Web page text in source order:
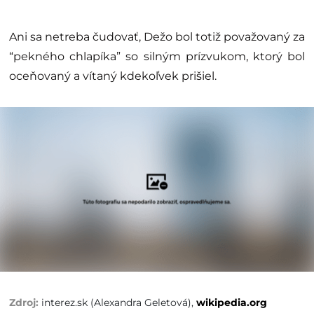
Ani sa netreba čudovať, Dežo bol totiž považovaný za
“pekného chlapíka” so silným prízvukom, ktorý bol
oceňovaný a vítaný kdekoľvek prišiel.
interez.sk (Alexandra Geletová), wikipedia.org